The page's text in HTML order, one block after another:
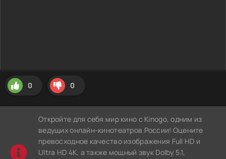
0 0
Откройте для себя мир кино с Kinogo, одним из
ведущих онлайн-кинотеатров России! Оцените
превосходное качество изображения Full HD и
Ultra HD 4K, а также мощный звук Dolby 5.1,